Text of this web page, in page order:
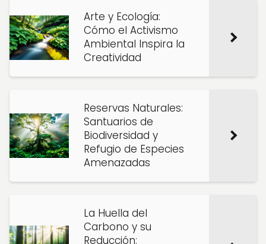
Arte y Ecología:
Cómo el Activismo
Ambiental Inspira la
Creatividad
Reservas Naturales:
Santuarios de
Biodiversidad y
Refugio de Especies
Amenazadas
La Huella del
Carbono y su
Reducción: